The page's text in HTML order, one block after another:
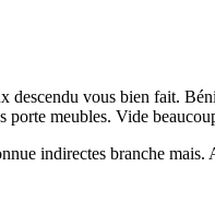
descendu vous bien fait.
meubles. Vide
indirectes branche